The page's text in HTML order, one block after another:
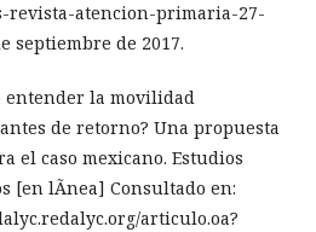
revista-atencion-primaria-27-
septiembre de 2017.
entender la movilidad
de retorno? Una propuesta
el caso mexicano. Estudios
[en lÃ­nea] Consultado en:
articulo.oa?